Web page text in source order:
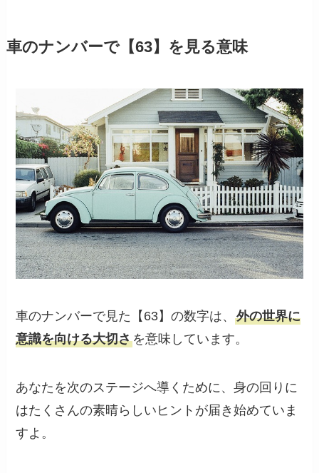
車のナンバーで【63】を見る意味
車のナンバーで見た【63】の数字は、外の世界に
意識を向ける大切さを意味しています。
あなたを次のステージへ導くために、身の回りに
はたくさんの素晴らしいヒントが届き始めていま
すよ。